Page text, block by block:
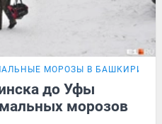
МОРОЗЫ В БАШКИРИИ
до Уфы
морозов